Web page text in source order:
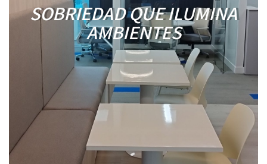
SOBRIEDAD QUE ILUMINA
AMBIENTES